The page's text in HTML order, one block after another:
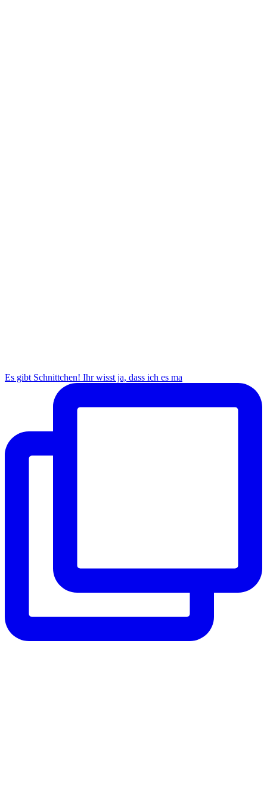
Es gibt Schnittchen! Ihr wisst ja, dass ich es ma